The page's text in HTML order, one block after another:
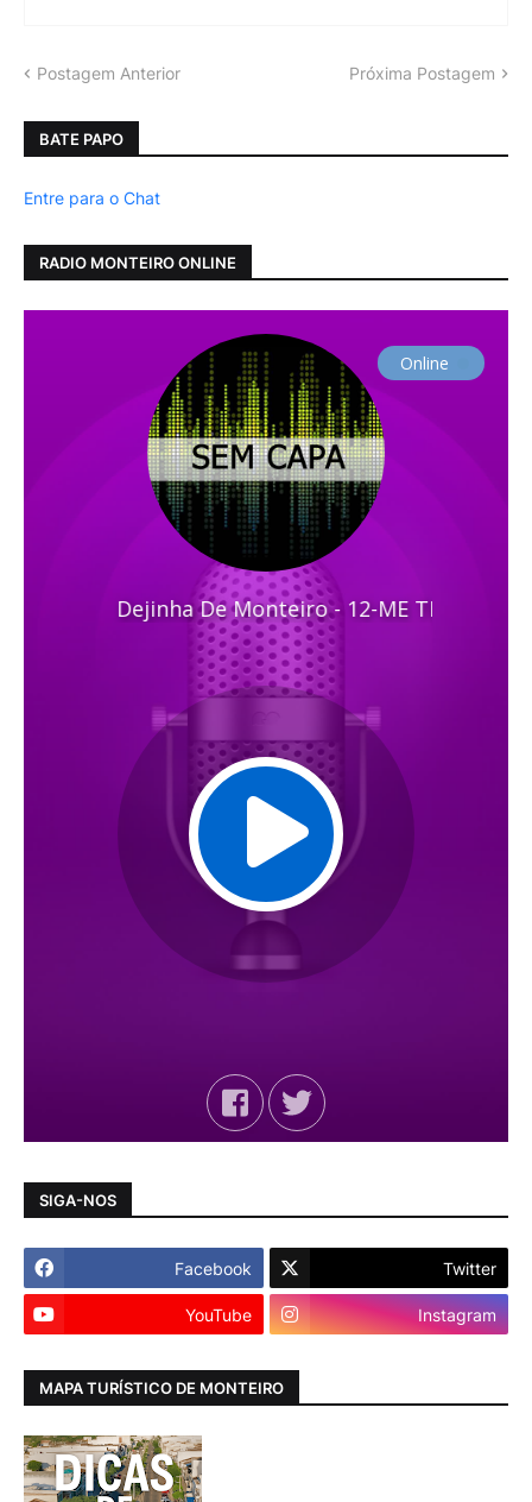
Postagem Anterior Próxima Postagem
BATE PAPO
Entre para o Chat
RADIO MONTEIRO ONLINE
SIGA-NOS
Facebook Twitter
YouTube Instagram
MAPA TURÍSTICO DE MONTEIRO